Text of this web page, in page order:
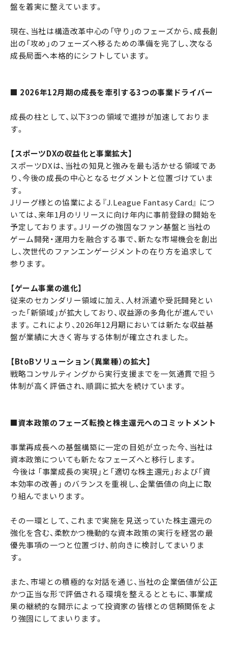
盤を着実に整えています。
現在、当社は構造改革中心の「守り」のフェーズから、成長創
出の「攻め」のフェーズへ移るための準備を完了し、次なる
成長局面へ本格的にシフトしています。
■ 2026年12月期の成長を牽引する3つの事業ドライバー
成長の柱として、以下3つの領域で進捗が加速しておりま
す。
【スポーツDXの収益化と事業拡大】
スポーツDXは、当社の知見と強みを最も活かせる領域であ
り、今後の成長の中心となるセグメントと位置づけていま
す。
Jリーグ様との協業による『J.League Fantasy Card』 につ
いては、来年1月のリリースに向け年内に事前登録の開始を
予定しております。Jリーグの強固なファン基盤と当社の
ゲーム開発・運用力を融合する事で、新たな市場機会を創出
し、次世代のファンエンゲージメントの在り方を追求して
参ります。
【ゲーム事業の進化】
従来のセカンダリー領域に加え、人材派遣や受託開発とい
った「新領域」が拡大しており、収益源の多角化が進んでい
ます。これにより、2026年12月期においては新たな収益基
盤が業績に大きく寄与する体制が確立されました。
【BtoBソリューション（異業種）の拡大】
戦略コンサルティングから実行支援までを一気通貫で担う
体制が高く評価され、順調に拡大を続けています。
■資本政策のフェーズ転換と株主還元へのコミットメント
事業再成長への基盤構築に一定の目処が立った今、当社は
資本政策についても新たなフェーズへと移行します。
今後は 「事業成長の実現」と「適切な株主還元」および「資
本効率の改善」 のバランスを重視し、企業価値の向上に取
り組んでまいります。
その一環として、これまで実施を見送っていた株主還元の
強化を含む、柔軟かつ機動的な資本政策の実行を経営の最
優先事項の一つと位置づけ、前向きに検討してまいりま
す。
また、市場との積極的な対話を通じ、当社の企業価値が公正
かつ正当な形で評価される環境を整えるとともに、事業成
果の継続的な開示によって投資家の皆様との信頼関係をよ
り強固にしてまいります。